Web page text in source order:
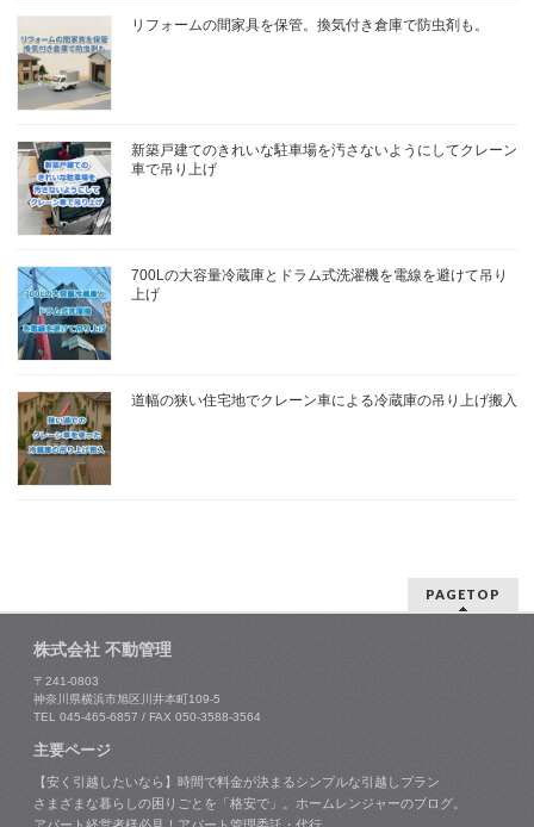
リフォームの間家具を保管。換気付き倉庫で防虫剤も。
新築戸建てのきれいな駐車場を汚さないようにしてクレーン
車で吊り上げ
700Lの大容量冷蔵庫とドラム式洗濯機を電線を避けて吊り
上げ
道幅の狭い住宅地でクレーン車による冷蔵庫の吊り上げ搬入
PAGETOP
株式会社 不動管理
〒241-0803
神奈川県横浜市旭区川井本町109-5
TEL 045-465-6857 / FAX 050-3588-3564
主要ページ
【安く引越したいなら】時間で料金が決まるシンプルな引越しプラン
さまざまな暮らしの困りごとを「格安で」。ホームレンジャーのブログ。